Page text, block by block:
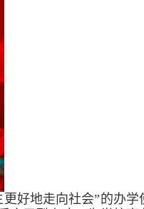
好地走向社会”的办